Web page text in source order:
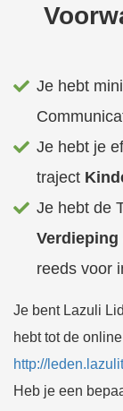
Je hebt
Je hebt je
traject
Je hebt de
reeds voor
Je bent Lazuli
hebt tot de
http://
Heb je een